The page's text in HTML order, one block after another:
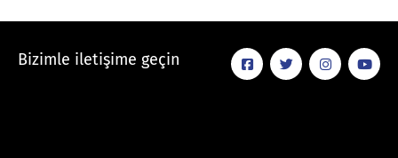
Bizimle iletişime geçin